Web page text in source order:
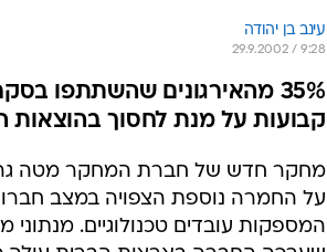
עינב בן יהודה
29.9.2002 / 9:28
35% מהאירגונים שהשתתפו
קבועות על מנת לחסוך בהוצאות
מחקר חדש של חברת המחקר מטה
על החמרה נוספת הצפויה במצב
המספקות עובדים טכנולוגיים. מנתוני